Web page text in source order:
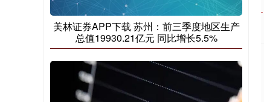
美林证券APP下载 苏州：前三季度地区生产
总值19930.21亿元 同比增长5.5%